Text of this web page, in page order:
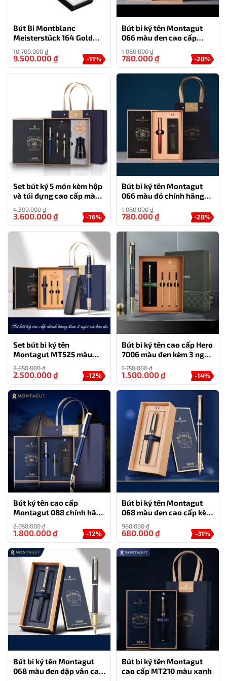
Bút Bi Montblanc
Meisterstück 164 Gold
Coated Classique
10.700.000₫
-11%
9.500.000₫
Bút bi ký tên Montagut
066 màu đen cao cấp
tặng kèm 2 ngòi thay thế
1.080.000₫
-28%
780.000₫
Set bút ký 5 món kèm hộp
và túi đựng cao cấp màu
xanh -MT36
4.300.000₫
-16%
3.600.000₫
Bút bi ký tên Montagut
066 màu đỏ chính hãng
cao cấp tặng kèm 2 ngòi
thay thế
1.080.000₫
-28%
780.000₫
Set bút bi ký tên
Montagut MT525 màu
xanh cao cấp kèm 2 ngòi
và bao da
2.850.000₫
-12%
2.500.000₫
Bút bi ký tên cao cấp Hero
7006 màu đen kèm 3 ngòi,
hộp và túi hãng
1.750.000₫
-14%
1.500.000₫
Bút ký tên cao cấp
Montagut 088 chính hãng
màu xanh navy tặng kèm
3 ngòi, túi và hộp
2.050.000₫
-12%
1.800.000₫
Bút bi ký tên Montagut
068 màu đen cao cấp kèm
hộp đựng và túi
980.000₫
-31%
680.000₫
Bút bi ký tên Montagut
068 màu đen dập vân cao
Bút bi ký tên Montagut
cao cấp MT210 màu xanh